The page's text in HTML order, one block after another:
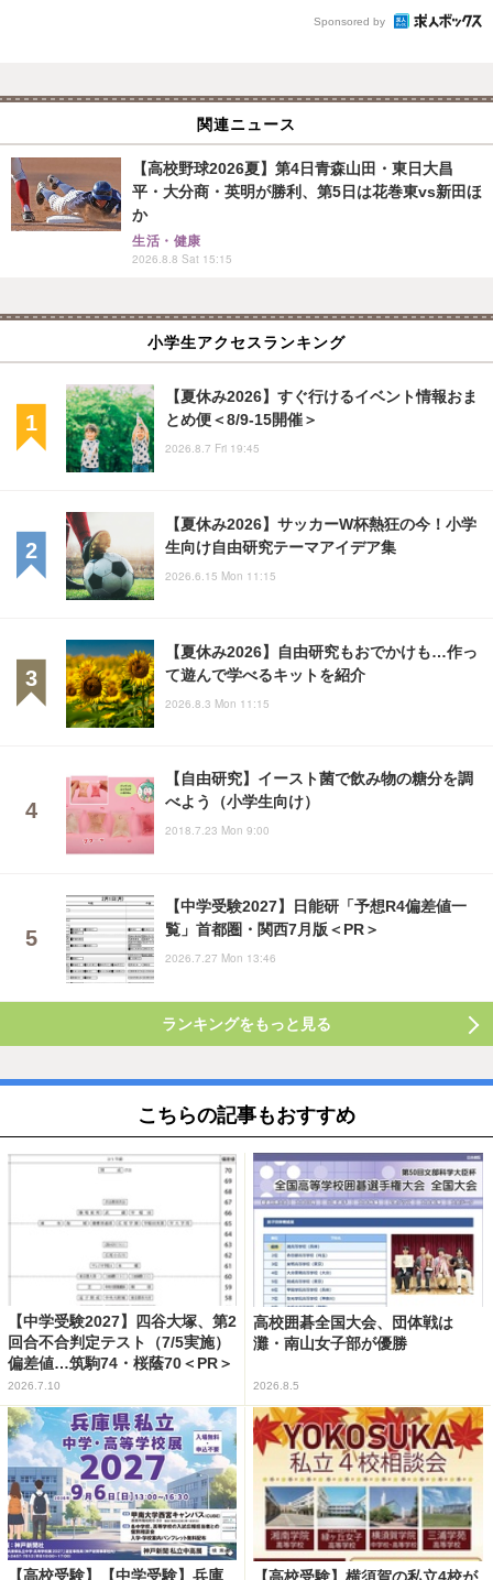
Sponsored by
関連ニュース
【高校野球2026夏】第4日青森山田・東日大昌
平・大分商・英明が勝利、第5日は花巻東vs新田ほ
か
生活・健康
2026.8.8 Sat 15:15
小学生アクセスランキング
【夏休み2026】すぐ行けるイベント情報おま
とめ便＜8/9-15開催＞
2026.8.7 Fri 19:45
【夏休み2026】サッカーW杯熱狂の今！小学
生向け自由研究テーマアイデア集
2026.6.15 Mon 11:15
【夏休み2026】自由研究もおでかけも…作っ
て遊んで学べるキットを紹介
2026.8.3 Mon 11:15
【自由研究】イースト菌で飲み物の糖分を調
べよう（小学生向け）
2018.7.23 Mon 9:00
【中学受験2027】日能研「予想R4偏差値一
覧」首都圏・関西7月版＜PR＞
2026.7.27 Mon 13:46
ランキングをもっと見る
こちらの記事もおすすめ
【中学受験2027】四谷大塚、第2
回合不合判定テスト（7/5実施）
偏差値…筑駒74・桜蔭70＜PR＞
2026.7.10
高校囲碁全国大会、団体戦は
灘・南山女子部が優勝
2026.8.5
【高校受験】【中学受験】兵庫